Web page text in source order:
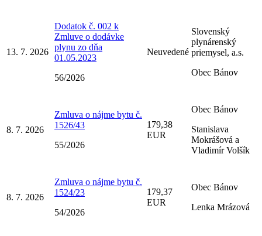
13. 7. 2026
Dodatok č. 002 k
Zmluve o dodávke
plynu zo dňa
01.05.2023
56/2026
Neuvedené
Slovenský
plynárenský
priemysel, a.s.
Obec Bánov
8. 7. 2026
Zmluva o nájme bytu č.
1526/43
55/2026
179,38
EUR
Obec Bánov
Stanislava
Mokrášová a
Vladimír Volšík
8. 7. 2026
Zmluva o nájme bytu č.
1524/23
54/2026
179,37
EUR
Obec Bánov
Lenka Mrázová